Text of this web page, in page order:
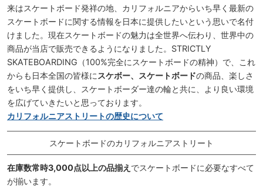
来はスケートボード発祥の地、カリフォルニアからいち早く最新の
スケートボードに関する情報を日本に提供したいという思いで名付
けました。現在スケートボードの魅力は全世界へ伝わり、世界中の
商品が当店で販売できるようになりました。STRICTLY
SKATEBOARDING（100%完全にスケートボードの精神）で、これ
からも日本全国の皆様に スケボー、スケートボードの商品、楽しさ
をいち早く提供し、スケートボーダー達の輪と共に、より良い環境
を広げていきたいと思っております。
カリフォルニアストリートの歴史について
スケートボードのカリフォルニアストリート
在庫数常時3,000点以上の品揃え でスケートボードに必要なすべて
が揃います。